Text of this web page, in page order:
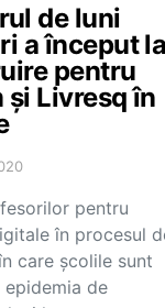
de luni
a început
pentru
Livresq în
pentru
în procesul
care școlile sunt
de